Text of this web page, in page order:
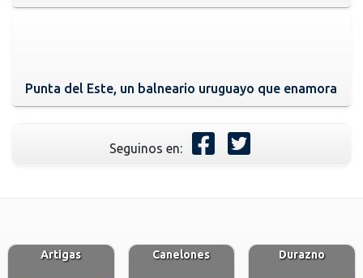
Punta del Este, un balneario uruguayo que enamora
Seguinos en:
Artigas Canelones Durazno